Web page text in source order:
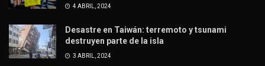
4 ABRIL, 2024
Desastre en Taiwán: terremoto y tsunami
destruyen parte de la isla
3 ABRIL, 2024